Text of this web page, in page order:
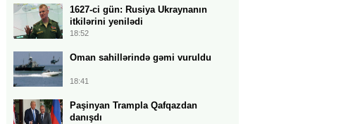
1627-ci gün: Rusiya Ukraynanın
itkilərini yenilədi
18:52
Oman sahillərində gəmi vuruldu
18:41
Paşinyan Trampla Qafqazdan
danışdı